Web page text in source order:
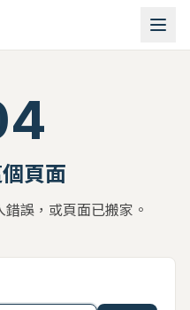
頁面
誤，或頁面已搬家。